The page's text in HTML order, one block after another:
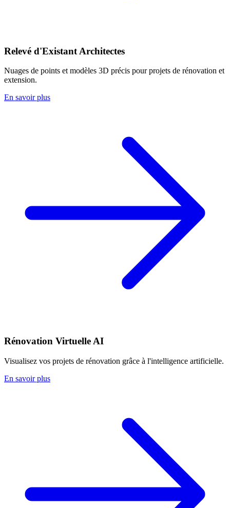
Relevé d'Existant Architectes
Nuages de points et modèles 3D précis pour projets de rénovation et
extension.
En savoir plus
Rénovation Virtuelle AI
Visualisez vos projets de rénovation grâce à l'intelligence artificielle.
En savoir plus